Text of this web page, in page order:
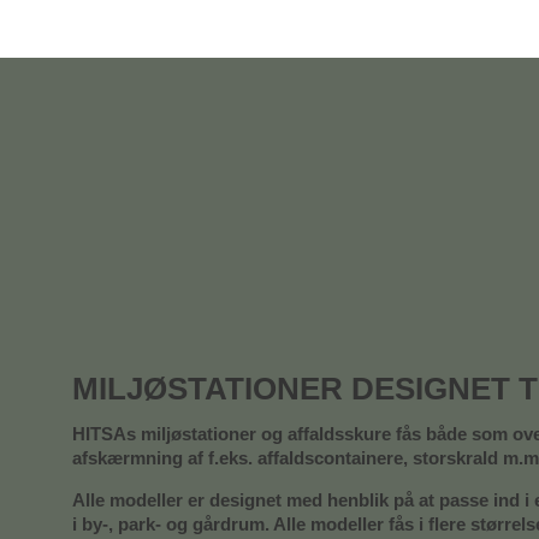
MILJØSTATIONER DESIGNET
HITSAs miljøstationer og affaldsskure fås både som
afskærmning af f.eks. affaldscontainere, storskrald
Alle modeller er designet med henblik på at passe ind
i by-, park- og gårdrum. Alle modeller fås i flere